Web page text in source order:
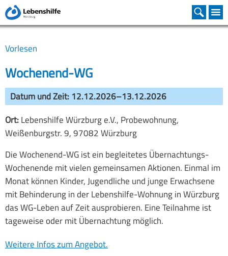
Vorlesen
Wochenend-WG
Datum und Zeit: 12.12.2026–13.12.2026
Ort:Lebenshilfe Würzburg e.V., Probewohnung,
Weißenburgstr. 9, 97082 Würzburg
Die Wochenend-WG ist ein begleitetes Übernachtungs-
Wochenende mit vielen gemeinsamen Aktionen. Einmal im
Monat können Kinder, Jugendliche und junge Erwachsene
mit Behinderung in der Lebenshilfe-Wohnung in Würzburg
das WG-Leben auf Zeit ausprobieren. Eine Teilnahme ist
tageweise oder mit Übernachtung möglich.
Weitere Infos zum Angebot.
Geschäftsstelle
Satzung
Mitglied werden
Inklusive Kita
Familienunterstützender Dienst
Urlaub und Freizeit
Assistenz beim Wohnen
FINK - Freizeit INKlusiv
Büro für Leichte Sprache
Christophorus-Schule
Grundschulstufe
Mittelschulstufe
Berufsschulstufe
Kooperation und Inklusion
Schwerpunkte
Besondere Angebote
Gemeinsam Leben
Heilpädagogische Tagesstätte
Fachdienst
Besondere Angebote
Gemeinsam Leben
Familienunterstützender Dienst
Assistenz beim Wohnen
Büro für Leichte Sprache
Schreib für Leichte Sprache
Medien Produkte
Stiftung